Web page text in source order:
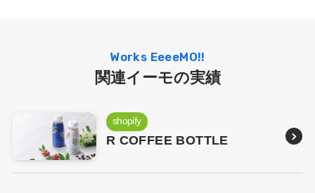
Works EeeeMO!!
関連イーモの実績
shopify
R COFFEE BOTTLE